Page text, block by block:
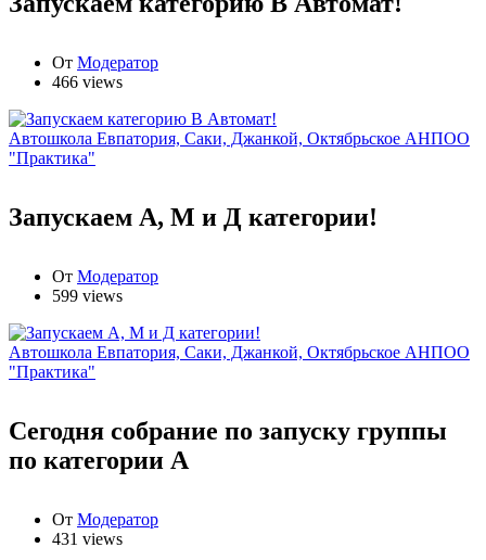
От Модератор
466 views
Автошкола Евпатория, Саки, Джанкой, Октябрьское АНПОО
"Практика"
Запускаем А, М и Д категории!
От Модератор
599 views
Автошкола Евпатория, Саки, Джанкой, Октябрьское АНПОО
"Практика"
Сегодня собрание по запуску группы
по категории А
От Модератор
431 views